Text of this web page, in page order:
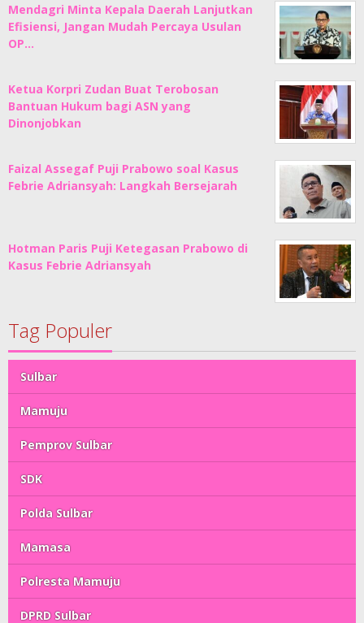
Mendagri Minta Kepala Daerah Lanjutkan
Efisiensi, Jangan Mudah Percaya Usulan
OP…
Ketua Korpri Zudan Buat Terobosan
Bantuan Hukum bagi ASN yang
Dinonjobkan
Faizal Assegaf Puji Prabowo soal Kasus
Febrie Adriansyah: Langkah Bersejarah
Hotman Paris Puji Ketegasan Prabowo di
Kasus Febrie Adriansyah
Tag Populer
Sulbar
Mamuju
Pemprov Sulbar
SDK
Polda Sulbar
Mamasa
Polresta Mamuju
DPRD Sulbar